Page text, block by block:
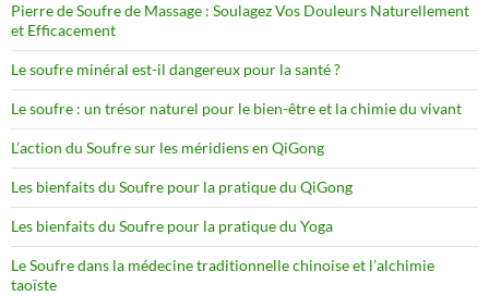
Pierre de Soufre de Massage : Soulagez Vos Douleurs Naturellement
et Efficacement
Le soufre minéral est-il dangereux pour la santé ?
Le soufre : un trésor naturel pour le bien-être et la chimie du vivant
L’action du Soufre sur les méridiens en QiGong
Les bienfaits du Soufre pour la pratique du QiGong
Les bienfaits du Soufre pour la pratique du Yoga
Le Soufre dans la médecine traditionnelle chinoise et l’alchimie
taoïste